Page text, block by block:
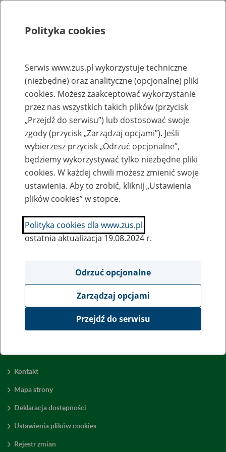
Rejestry, ewidencje i archiwa
Baza zlikwidowanych lub
przekształconych zakładów pracy
Nazwa zakładu pracy:
SZUKAJ
Wyświetl wszystkie
Kontakt
Mapa strony
Deklaracja dostępności
Ustawienia plików cookies
Rejestr zmian
Polityka cookies
Serwis www.zus.pl wykorzystuje techniczne
(niezbędne) oraz analityczne (opcjonalne) pliki
cookies. Możesz zaakceptować wykorzystanie
przez nas wszystkich takich plików (przycisk
„Przejdź do serwisu”) lub dostosować swoje
zgody (przycisk „Zarządzaj opcjami”). Jeśli
wybierzesz przycisk „Odrzuć opcjonalne”,
będziemy wykorzystywać tylko niezbędne pliki
cookies. W każdej chwili możesz zmienić swoje
ustawienia. Aby to zrobić, kliknij „Ustawienia
plików cookies” w stopce.
Polityka cookies dla www.zus.pl
ostatnia aktualizacja 19.08.2024 r.
Odrzuć opcjonalne
Zarządzaj opcjami
Przejdź do serwisu